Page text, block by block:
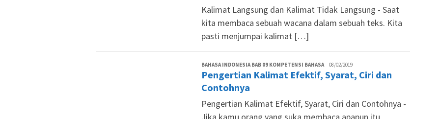
Kalimat Langsung dan Kalimat Tidak Langsung - Saat
kita membaca sebuah wacana dalam sebuah teks. Kita
pasti menjumpai kalimat […]
BAHASA INDONESIA BAB 09 KOMPETENSI BAHASATim
Siswapedia
08/02/2019
Pengertian Kalimat Efektif, Syarat, Ciri dan
Contohnya
Pengertian Kalimat Efektif, Syarat, Ciri dan Contohnya -